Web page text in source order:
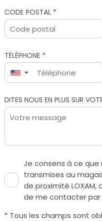
CODE POSTAL *
TÉLÉPHONE *
▼
Je consens à ce
transmises au
de proximité
de me contacter
* Tous les champs sont